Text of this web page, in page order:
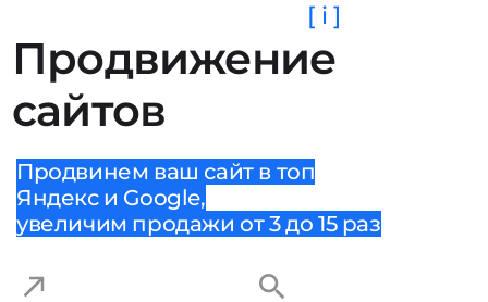
Продвижение
сайтов
[ i ]
Продвинем ваш сайт в топ
Яндекс и Google,
увеличим продажи от 3 до 15 раз